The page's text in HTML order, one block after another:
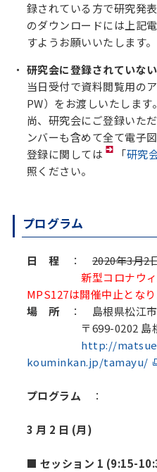
録されている方で研究発
のダウンロードには上記
すようお願いいたします。
研究会に登録されていな
当日受付で資料閲覧用の
PW）をお渡しいたします。
尚、研究会にご登録いた
ンバーも含めて全て電子
登録に関しては
「研究
照ください。
プログラム
日 程 ： 2020年3月2
新型コロナウ
MPS127は開催中止となり
場 所： 島根県松江市
〒699-0202 島根県
http://
kouminkan.jp/tamayu/
プログラム ：
3 月 2 日 (月)
■ セッション 1 (9:15-